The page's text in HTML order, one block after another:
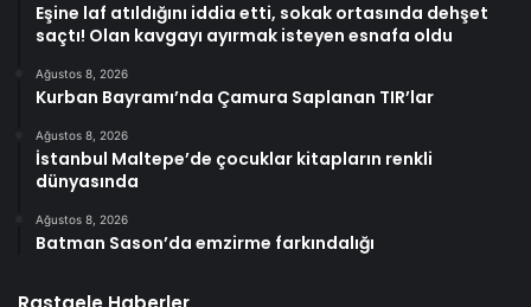
Eşine laf atıldığını iddia etti, sokak ortasında dehşet
saçtı! Olan kavgayı ayırmak isteyen esnafa oldu
Ağustos 8, 2026
Kurban Bayramı’nda Çamura Saplanan TIR’lar
Ağustos 8, 2026
İstanbul Maltepe’de çocuklar kitapların renkli
dünyasında
Ağustos 8, 2026
Batman Sason’da emzirme farkındalığı